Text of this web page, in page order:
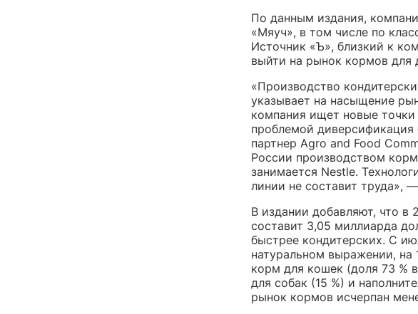
По данным издания,
«Мяуч», в том числе по
Источник «Ъ», близкий к
выйти на рынок кормов
«Производство
указывает на насыщение
компания ищет новые
проблемой
партнер Agro and Food
России производством
занимается Nestle.
линии не составит труда»,
В издании добавляют, что
составит 3,05 миллиарда
быстрее кондитерских. С
натуральном выражении,
корм для кошек (доля 73 %
для собак (15 %) и
рынок кормов исчерпан